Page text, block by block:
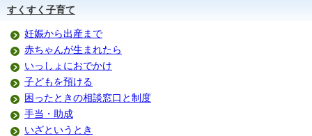
すくすく子育て
妊娠から出産まで
赤ちゃんが生まれたら
いっしょにおでかけ
子どもを預ける
困ったときの相談窓口と制度
手当・助成
いざというとき